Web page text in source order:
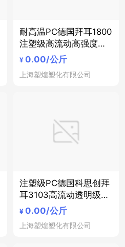
耐高温PC德国拜耳1800
注塑级高流动高强度照
明灯具汽车部件电子电
气部件PC料
¥ 0.00/公斤
上海塑煌塑化有限公司
注塑级PC德国科思创拜
耳3103高流动透明级标
准级照明灯具电子电气
部件PC料
¥ 0.00/公斤
上海塑煌塑化有限公司